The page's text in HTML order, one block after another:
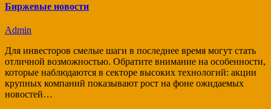
Биржевые новости
Admin
Для инвесторов смелые шаги в последнее время могут стать
отличной возможностью. Обратите внимание на особенности,
которые наблюдаются в секторе высоких технологий: акции
крупных компаний показывают рост на фоне ожидаемых
новостей…